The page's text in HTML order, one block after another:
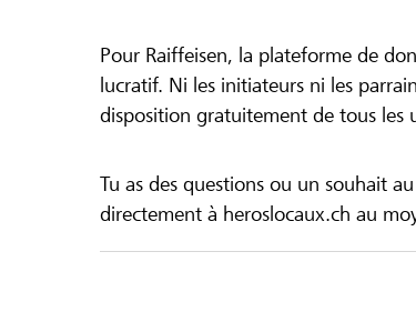
Pour Raiffeisen, la plateforme de
lucratif. Ni les initiateurs ni les
disposition gratuitement de tous les
Tu as des questions ou un souhait
directement à heroslocaux.ch au